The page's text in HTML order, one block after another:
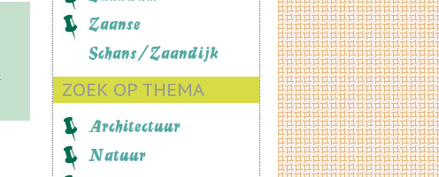
Zaanse
Schans/Zaandijk
ZOEK OP THEMA
Architectuur
Natuur